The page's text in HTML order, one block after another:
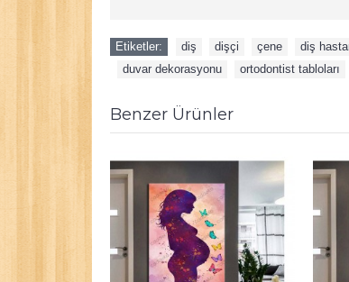
Etiketler: diş dişçi çene diş
duvar dekorasyonu ortodontist tabloları
Benzer Ürünler